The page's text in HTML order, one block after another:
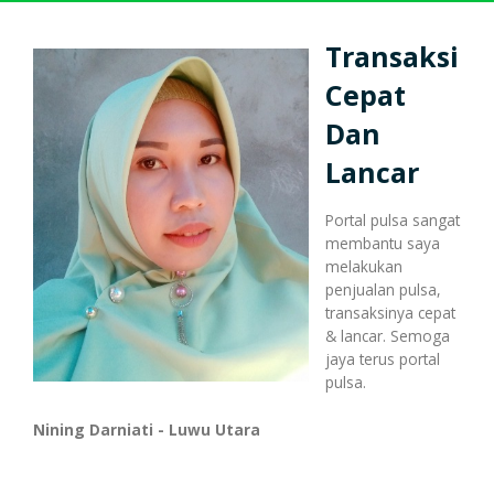
Token PLN murah
Pulsa Reguler
Paket Data Internet
Paket SMS & Telepon
Bonus Mingguan
Bonus Transaksi
Deposit
Transaksi
Cara Transaksi
Support
Transaksi
Cepat
Dan
Lancar
Portal pulsa sangat
membantu saya
melakukan
penjualan pulsa,
transaksinya cepat
& lancar. Semoga
jaya terus portal
pulsa.
Nining Darniati - Luwu Utara